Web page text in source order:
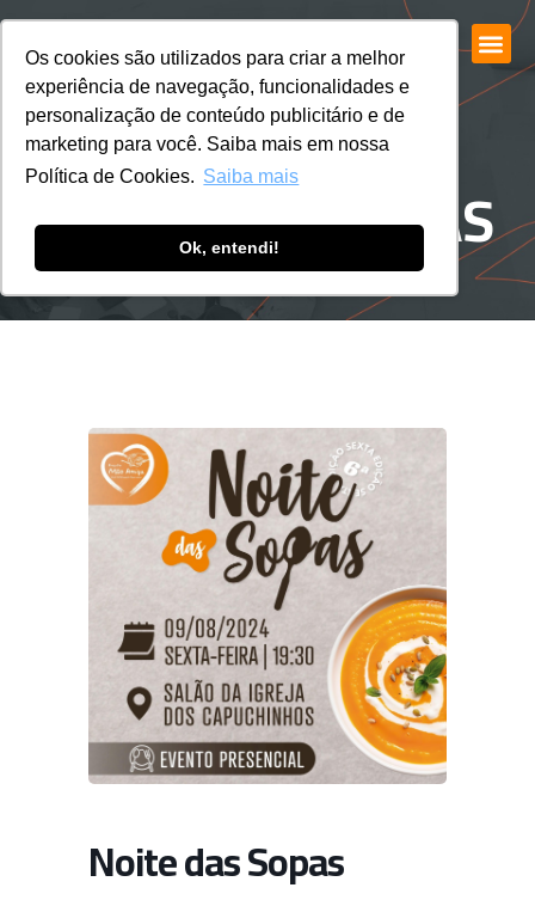
Os cookies são utilizados para criar a melhor
experiência de navegação, funcionalidades e
personalização de conteúdo publicitário e de
marketing para você. Saiba mais em nossa
Política de Cookies. Saiba mais
Ok, entendi!
NOITE DAS SOPAS
Noite das Sopas